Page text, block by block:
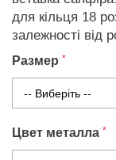
для кільця 18
залежності від
Размер
Цвет металла